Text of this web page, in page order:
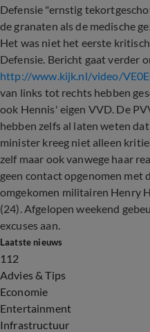
Defensie "ernstig
de granaten als de medische
Het was niet het eerste
Defensie. Bericht gaat verder
http://www.kijk.nl/video/
van links tot rechts hebben
ook Hennis' eigen VVD. De
hebben zelfs al laten weten
minister kreeg niet alleen
zelf maar ook vanwege haar
geen contact opgenomen met
omgekomen militairen Henry
(24). Afgelopen weekend
excuses aan.
Laatste nieuws
112
Advies & Tips
Economie
Entertainment
Infrastructuur